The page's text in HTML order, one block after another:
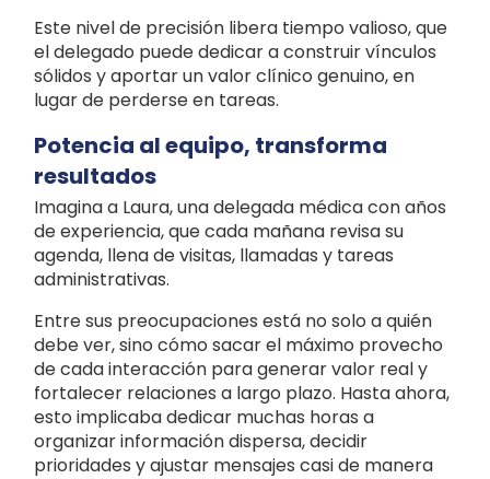
Este nivel de precisión libera tiempo valioso, que
el delegado puede dedicar a construir vínculos
sólidos y aportar un valor clínico genuino, en
lugar de perderse en tareas.
Potencia al equipo, transforma
resultados
Imagina a Laura, una delegada médica con años
de experiencia, que cada mañana revisa su
agenda, llena de visitas, llamadas y tareas
administrativas.
Entre sus preocupaciones está no solo a quién
debe ver, sino cómo sacar el máximo provecho
de cada interacción para generar valor real y
fortalecer relaciones a largo plazo. Hasta ahora,
esto implicaba dedicar muchas horas a
organizar información dispersa, decidir
prioridades y ajustar mensajes casi de manera